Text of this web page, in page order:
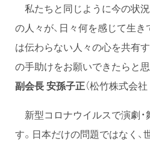
私たちと同じように今の状
の人々が、日々何を感じて生
は伝わらない人々の心を共有
の手助けをお願いできたらと思
副会長 安孫子正（松竹株式会
新型コロナウイルスで演劇
す。日本だけの問題ではなく